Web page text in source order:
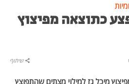
בן 40 נפצע כתוצאה מפיצוץ
שיתוף
מפיצוץ מיכל גז למילוי מצתים שהתפוצץ